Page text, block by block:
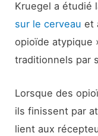
Kruegel a étudié
sur le cerveau et
opioïde atypique
traditionnels par
Lorsque des
ils finissent par
lient aux